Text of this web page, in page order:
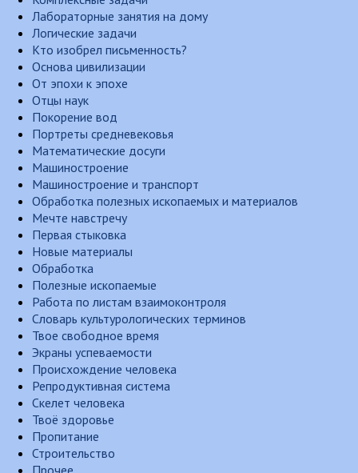
Лабораторные занятия на дому
Логические задачи
Кто изобрел письменность?
Основа цивилизации
От эпохи к эпохе
Отцы наук
Покорение вод
Портреты средневековья
Математические досуги
Машиностроение
Машиностроение и транспорт
Обработка полезных ископаемых и материалов
Мечте навстречу
Первая стыковка
Новые материалы
Обработка
Полезные ископаемые
Работа по листам взаимоконтроля
Словарь культурологических терминов
Твое свободное время
Экраны успеваемости
Происхождение человека
Репродуктивная система
Скелет человека
Твоё здоровье
Пропитание
Строительство
Прочее